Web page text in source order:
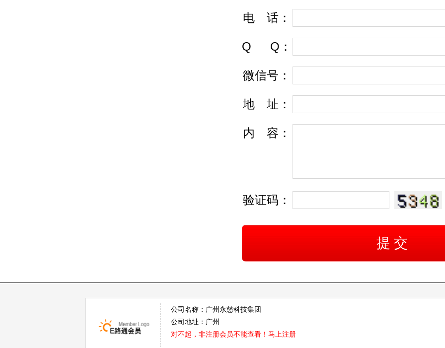
电 话 ：
Q Q ：
微信号：
地 址 ：
内 容 ：
验证码：
公司名称：广州永慈科技集团
公司地址：广州
对不起，非注册会员不能查看！ 马上注册